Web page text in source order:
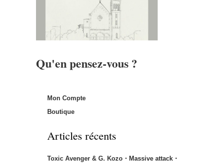
Qu'en pensez-vous ?
Mon Compte
Boutique
Articles récents
Toxic Avenger & G. Kozo・Massive attack・